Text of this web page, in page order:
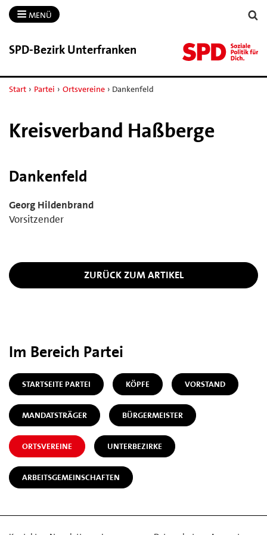
MENÜ
SPD-​Bezirk Unterfranken
Start › Partei › Ortsvereine › Dankenfeld
Kreisverband Haßberge
Dankenfeld
Georg Hildenbrand
Vorsitzender
ZURÜCK ZUM ARTIKEL
Im Bereich Partei
STARTSEITE PARTEI KÖPFE VORSTAND
MANDATSTRÄGER BÜRGERMEISTER
ORTSVEREINE UNTERBEZIRKE
ARBEITSGEMEINSCHAFTEN